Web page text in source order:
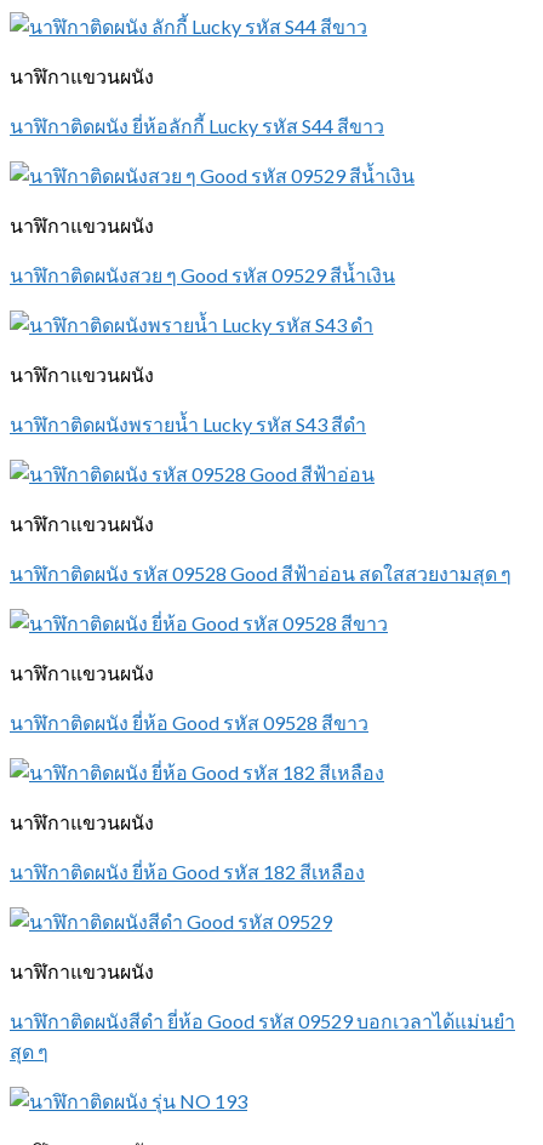
นาฬิกาแขวนผนัง
นาฬิกาติดผนัง ยี่ห้อลักกี้ Lucky รหัส S44 สีขาว
นาฬิกาแขวนผนัง
นาฬิกาติดผนังสวย ๆ Good รหัส 09529 สีน้ำเงิน
นาฬิกาแขวนผนัง
นาฬิกาติดผนังพรายน้ำ Lucky รหัส S43 สีดำ
นาฬิกาแขวนผนัง
นาฬิกาติดผนัง รหัส 09528 Good สีฟ้าอ่อน สดใสสวยงามสุด ๆ
นาฬิกาแขวนผนัง
นาฬิกาติดผนัง ยี่ห้อ Good รหัส 09528 สีขาว
นาฬิกาแขวนผนัง
นาฬิกาติดผนัง ยี่ห้อ Good รหัส 182 สีเหลือง
นาฬิกาแขวนผนัง
นาฬิกาติดผนังสีดำ ยี่ห้อ Good รหัส 09529 บอกเวลาได้แม่นยำ
สุด ๆ